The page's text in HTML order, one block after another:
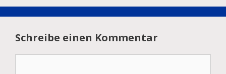
Schreibe einen Kommentar